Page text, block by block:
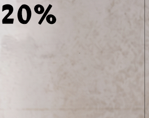
בלוגליל
הכל בלוגליל